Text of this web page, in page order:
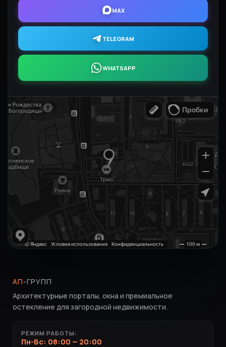
MAX
TELEGRAM
WHATSAPP
АП-ГРУПП
Архитектурные порталы, окна и премиальное
остекление для загородной недвижимости.
РЕЖИМ РАБОТЫ:
Пн-Вс: 08:00 — 20:00